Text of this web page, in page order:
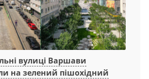
вулиці Варшави
на зелений пішохідний